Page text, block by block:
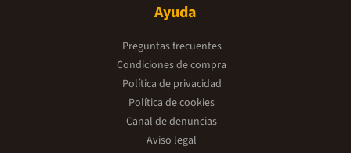
Ayuda
Preguntas frecuentes
Condiciones de compra
Política de privacidad
Política de cookies
Canal de denuncias
Aviso legal